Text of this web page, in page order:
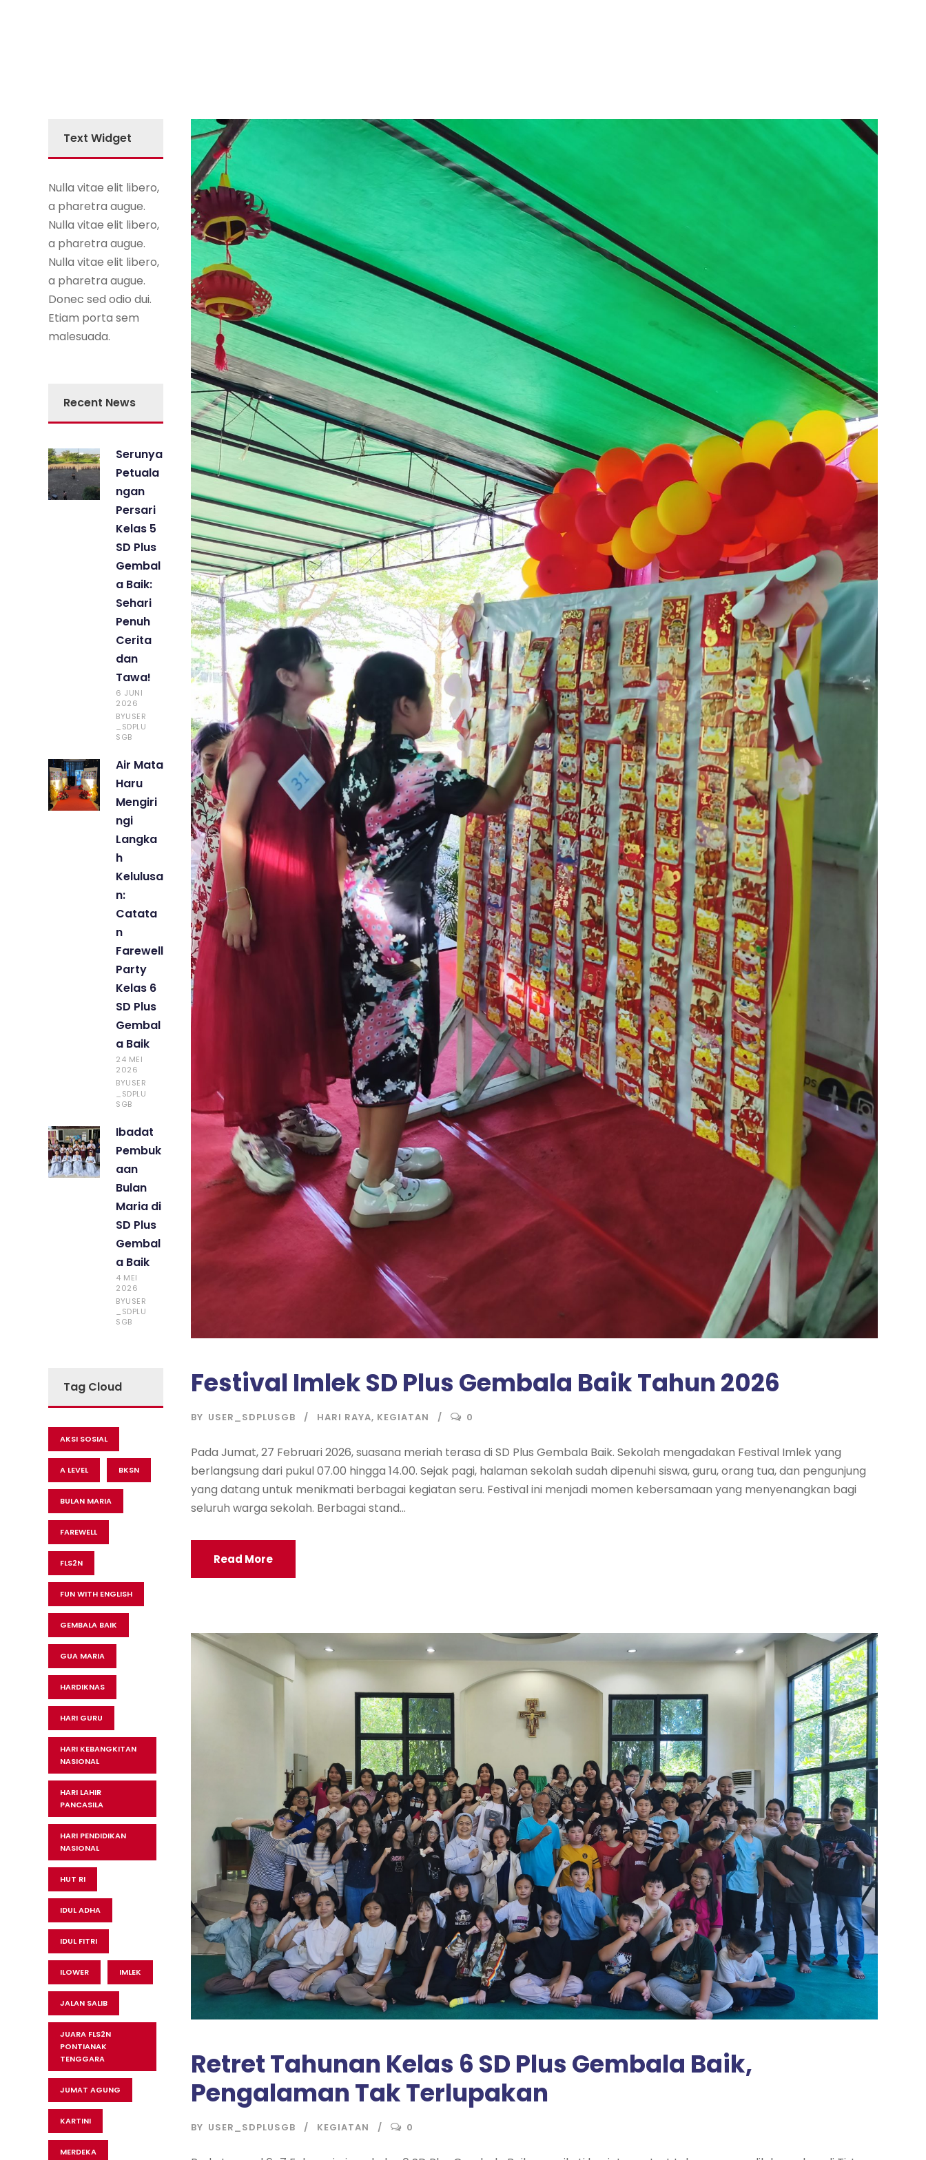
Festival Imlek SD Plus Gembala Baik Tahun 2026
BY USER_SDPLUSGB HARI RAYA, KEGIATAN 0
Pada Jumat, 27 Februari 2026, suasana meriah terasa di SD Plus Gembala Baik. Sekolah mengadakan Festival Imlek yang
berlangsung dari pukul 07.00 hingga 14.00. Sejak pagi, halaman sekolah sudah dipenuhi siswa, guru, orang tua, dan pengunjung
yang datang untuk menikmati berbagai kegiatan seru. Festival ini menjadi momen kebersamaan yang menyenangkan bagi
seluruh warga sekolah. Berbagai stand...
Read More
Retret Tahunan Kelas 6 SD Plus Gembala Baik,
Pengalaman Tak Terlupakan
BY USER_SDPLUSGB KEGIATAN 0
Text Widget
Nulla vitae elit libero,
a pharetra augue.
Nulla vitae elit libero,
a pharetra augue.
Nulla vitae elit libero,
a pharetra augue.
Donec sed odio dui.
Etiam porta sem
malesuada.
Recent News
Serunya
Petuala
ngan
Persari
Kelas 5
SD Plus
Gembal
a Baik:
Sehari
Penuh
Cerita
dan
Tawa!
6 JUNI
2026
BYUSER
_SDPLU
SGB
Air Mata
Haru
Mengiri
ngi
Langka
h
Kelulusa
n:
Catata
n
Farewell
Party
Kelas 6
SD Plus
Gembal
a Baik
24 MEI
2026
BYUSER
_SDPLU
SGB
Ibadat
Pembuk
aan
Bulan
Maria di
SD Plus
Gembal
a Baik
4 MEI
2026
BYUSER
_SDPLU
SGB
Tag Cloud
AKSI SOSIAL
A LEVEL BKSN
BULAN MARIA
FAREWELL
FLS2N
FUN WITH ENGLISH
GEMBALA BAIK
GUA MARIA
HARDIKNAS
HARI GURU
HARI KEBANGKITAN
NASIONAL
HARI LAHIR
PANCASILA
HARI PENDIDIKAN
NASIONAL
HUT RI
IDUL ADHA
IDUL FITRI
ILOWER IMLEK
JALAN SALIB
JUARA FLS2N
PONTIANAK
TENGGARA
JUMAT AGUNG
KARTINI
MERDEKA